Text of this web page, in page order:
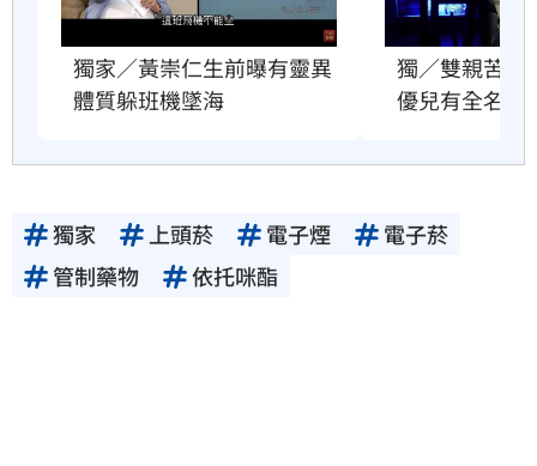
獨家／黃崇仁生前曝有靈異
體質躲班機墜海
獨／雙親苦等
優兒有全名了
獨家 上頭菸 電子煙
電子菸
管制藥物
依托咪酯